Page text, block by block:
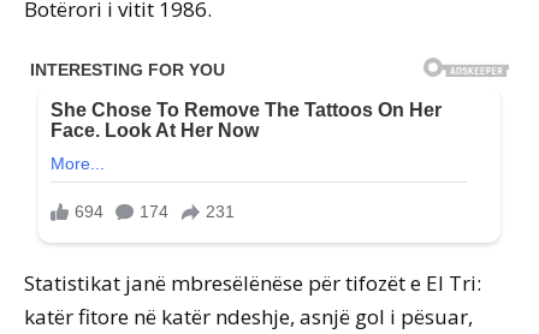
Botërori i vitit 1986.
Statistikat janë mbresëlënëse për tifozët e El Tri:
katër fitore në katër ndeshje, asnjë gol i pësuar,